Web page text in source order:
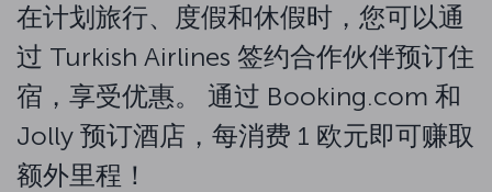
在计划旅行、度假和休假时，您可以通
过 Turkish Airlines 签约合作伙伴预订住
宿，享受优惠。 通过 Booking.com 和
Jolly 预订酒店，每消费 1 欧元即可赚取
额外里程！